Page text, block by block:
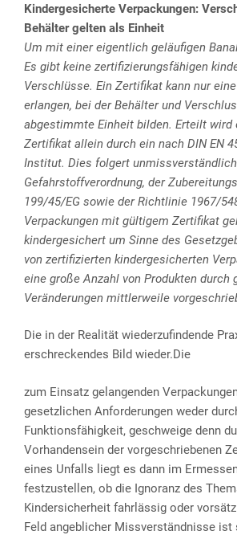
Kindergesicherte Verpackungen:
Behälter gelten als Einheit
Um mit einer eigentlich geläufigen
Es gibt keine zertifizierungsfähigen
Verschlüsse. Ein Zertifikat kann nur
erlangen, bei der Behälter und
abgestimmte Einheit bilden. Erteilt wird
Zertifikat allein durch ein nach DIN EN
Institut. Dies folgert
Gefahrstoffverordnung, der
199/45/EG sowie der Richtlinie 1967/
Verpackungen mit gültigem Zertifikat
kindergesichert um Sinne des
von zertifizierten kindergesicherten
eine große Anzahl von Produkten durch
Veränderungen mittlerweile
Die in der Realität wiederzufindende
erschreckendes Bild wieder.Die
zum Einsatz gelangenden
gesetzlichen Anforderungen weder
Funktionsfähigkeit, geschweige denn
Vorhandensein der vorgeschriebenen
eines Unfalls liegt es dann im
festzustellen, ob die Ignoranz des
Kindersicherheit fahrlässig oder
Feld angeblicher Missverständnisse